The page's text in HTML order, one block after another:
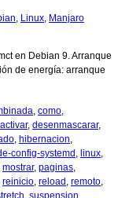
, Linux, Manjaro
en Debian 9. Arranque
de energía: arranque
, como,
, desenmascarar,
, hibernacion,
config-systemd , linux,
mostrar, paginas,
reinicio, reload , remoto,
suspension